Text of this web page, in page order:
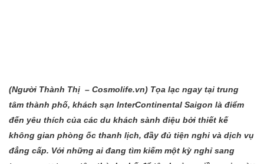
(Người Thành Thị – Cosmolife.vn) Tọa lạc ngay tại trung
tâm thành phố, khách sạn InterContinental Saigon là điểm
đến yêu thích của các du khách sành điệu bởi thiết kế
không gian phòng ốc thanh lịch, đầy đủ tiện nghi và dịch vụ
đẳng cấp. Với những ai đang tìm kiếm một kỳ nghỉ sang